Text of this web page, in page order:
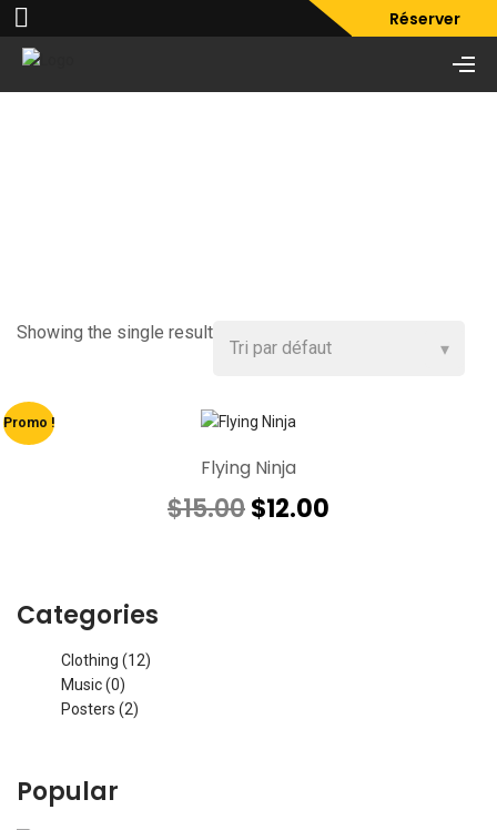
Réserver
Showing the single result
Promo !
Flying Ninja
$15.00Le
$12.00
Categories
Clothing (12)
Music(0)
Posters (2)
Popular